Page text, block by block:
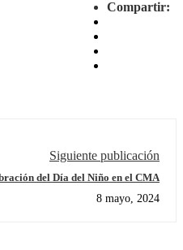
Compartir:
Siguiente publicación
PARA LOS NIÑOS, LOS COLORES: COLOR FEST - Celebración del Día del Niño en el CMA
8 mayo, 2024